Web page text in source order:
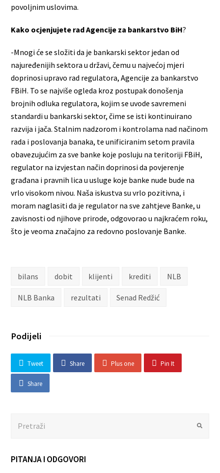
povoljnim uslovima.
Kako ocjenjujete rad Agencije za bankarstvo BiH?
-Mnogi će se složiti da je bankarski sektor jedan od
najuređenijih sektora u državi, čemu u najvećoj mjeri
doprinosi upravo rad regulatora, Agencije za bankarstvo
FBiH. To se najviše ogleda kroz postupak donošenja
brojnih odluka regulatora, kojim se uvode savremeni
standardi u bankarski sektor, čime se isti kontinuirano
razvija i jača. Stalnim nadzorom i kontrolama nad načinom
rada i poslovanja banaka, te unificiranim setom pravila
obavezujućim za sve banke koje posluju na teritoriji FBiH,
regulator na izvjestan način doprinosi da povjerenje
građana i pravnih lica u usluge koje banke nude bude na
vrlo visokom nivou. Naša iskustva su vrlo pozitivna, i
moram naglasiti da je regulator na sve zahtjeve Banke, u
zavisnosti od njihove prirode, odgovorao u najkraćem roku,
što je veoma značajno za redovno poslovanje Banke.
bilans dobit klijenti krediti NLB
NLB Banka rezultati Senad Redžić
Podijeli
Tweet Share Plus one Pin It
Share
Submit
PITANJA I ODGOVORI